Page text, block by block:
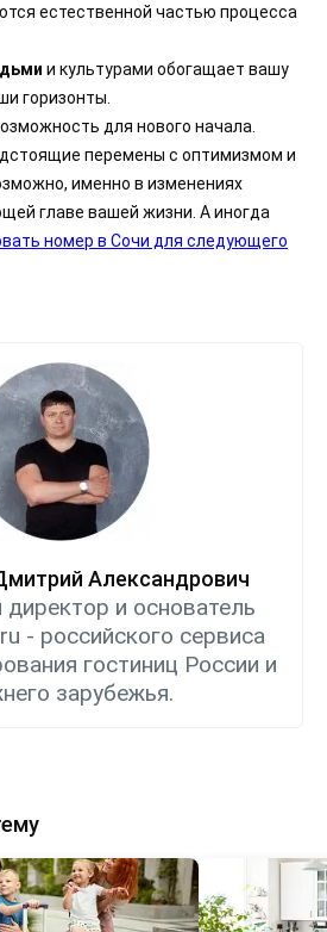
естественной частью процесса
и культурами обогащает вашу
горизонты.
для нового начала.
перемены с оптимизмом и
именно в изменениях
главе вашей жизни. А иногда
номер в Сочи для следующего
Александрович
директор и основатель
- российского сервиса
гостиниц России и
зарубежья.
Экономия
на
отдыхе
—